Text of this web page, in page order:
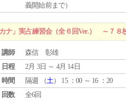
義開始前まで）
ナ」実占練習会（全６回Ver.） ～７８
講師
森信 彰雄
日程
2月 3日 ～ 4月 14日
時間
隔週 （土） 15 ：00 ～ 16 ：20
回数
全6回